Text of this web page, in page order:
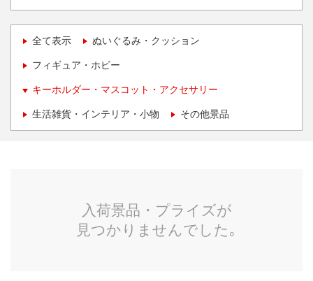
全て表示 ぬいぐるみ・クッション
フィギュア・ホビー
キーホルダー・マスコット・アクセサリー
生活雑貨・インテリア・小物 その他景品